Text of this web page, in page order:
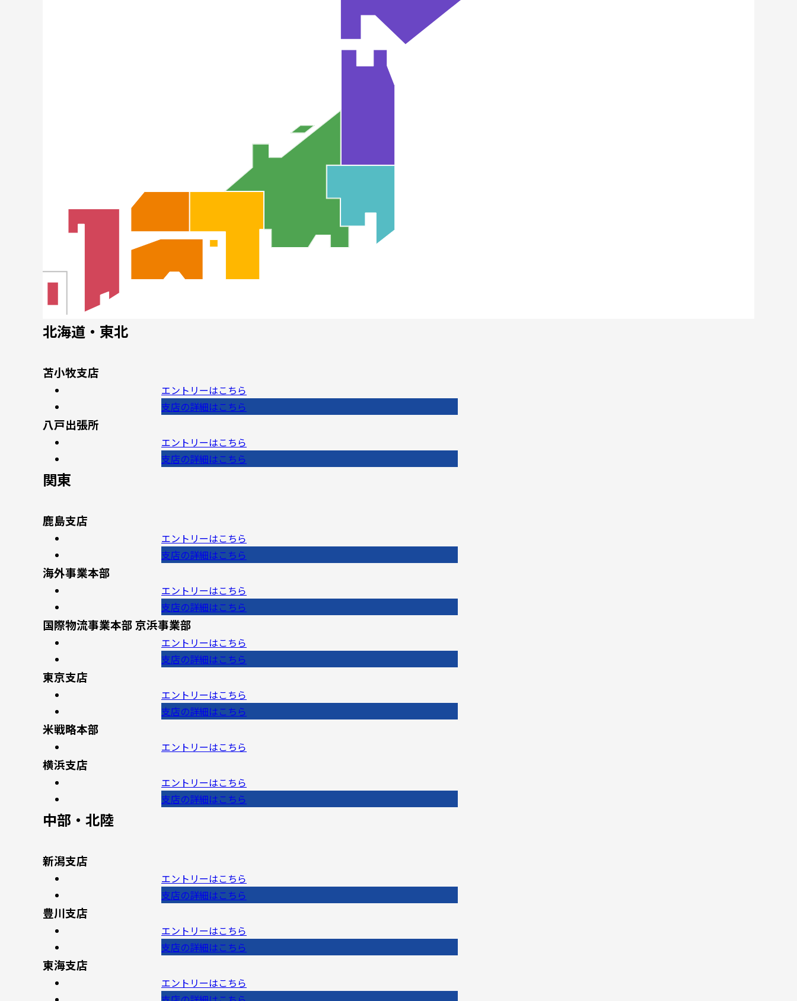
北海道・東北
苫小牧支店
エントリーはこちら
支店の詳細はこちら
八戸出張所
エントリーはこちら
支店の詳細はこちら
関東
鹿島支店
エントリーはこちら
支店の詳細はこちら
海外事業本部
エントリーはこちら
支店の詳細はこちら
国際物流事業本部 京浜事業部
エントリーはこちら
支店の詳細はこちら
東京支店
エントリーはこちら
支店の詳細はこちら
米戦略本部
エントリーはこちら
横浜支店
エントリーはこちら
支店の詳細はこちら
中部・北陸
新潟支店
エントリーはこちら
支店の詳細はこちら
豊川支店
エントリーはこちら
支店の詳細はこちら
東海支店
エントリーはこちら